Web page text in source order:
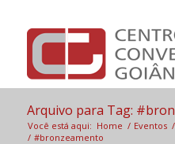
Arquivo para Tag:
Você está aqui: Home / Eventos /
/ #bronzeamento